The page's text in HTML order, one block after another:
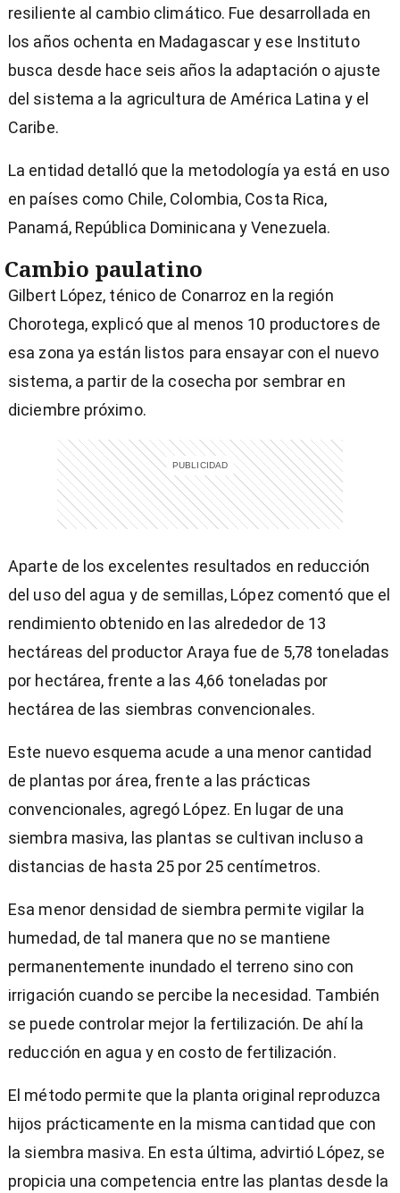
resiliente al cambio climático. Fue desarrollada en
los años ochenta en Madagascar y ese Instituto
busca desde hace seis años la adaptación o ajuste
del sistema a la agricultura de América Latina y el
Caribe.
La entidad detalló que la metodología ya está en uso
en países como Chile, Colombia, Costa Rica,
Panamá, República Dominicana y Venezuela.
Cambio paulatino
Gilbert López, ténico de Conarroz en la región
Chorotega, explicó que al menos 10 productores de
esa zona ya están listos para ensayar con el nuevo
sistema, a partir de la cosecha por sembrar en
diciembre próximo.
Aparte de los excelentes resultados en reducción
del uso del agua y de semillas, López comentó que el
rendimiento obtenido en las alrededor de 13
hectáreas del productor Araya fue de 5,78 toneladas
por hectárea, frente a las 4,66 toneladas por
hectárea de las siembras convencionales.
Este nuevo esquema acude a una menor cantidad
de plantas por área, frente a las prácticas
convencionales, agregó López. En lugar de una
siembra masiva, las plantas se cultivan incluso a
distancias de hasta 25 por 25 centímetros.
Esa menor densidad de siembra permite vigilar la
humedad, de tal manera que no se mantiene
permanentemente inundado el terreno sino con
irrigación cuando se percibe la necesidad. También
se puede controlar mejor la fertilización. De ahí la
reducción en agua y en costo de fertilización.
El método permite que la planta original reproduzca
hijos prácticamente en la misma cantidad que con
la siembra masiva. En esta última, advirtió López, se
propicia una competencia entre las plantas desde la